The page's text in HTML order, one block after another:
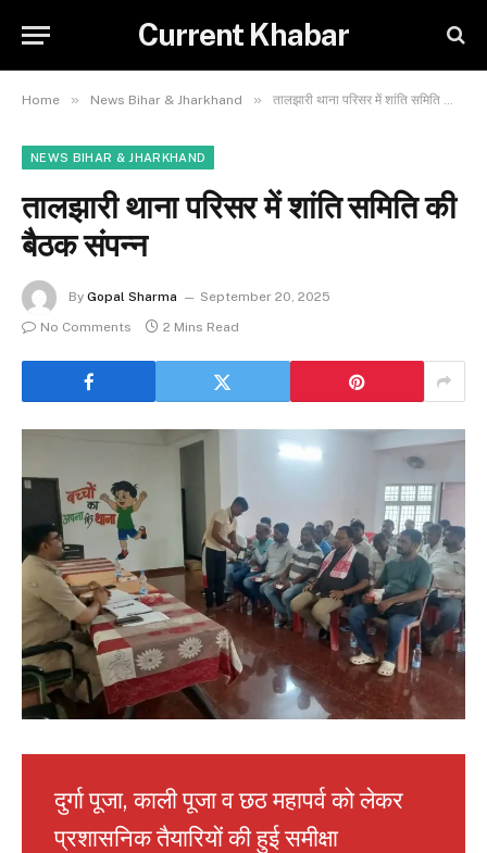
Current Khabar
Home » News Bihar & Jharkhand » तालझारी थाना परिसर में शांति समिति की बैठक संपन्न
NEWS BIHAR & JHARKHAND
तालझारी थाना परिसर में शांति समिति की
बैठक संपन्न
By Gopal Sharma
September 20, 2025
No Comments
2 Mins Read
दुर्गा पूजा, काली पूजा व छठ महापर्व को लेकर
प्रशासनिक तैयारियों की हुई समीक्षा